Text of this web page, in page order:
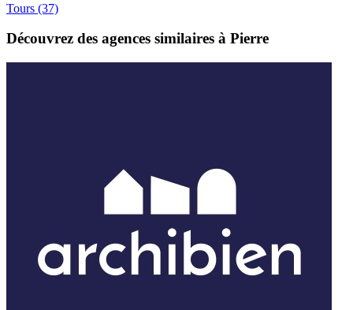
Tours (37)
Découvrez des agences similaires à Pierre